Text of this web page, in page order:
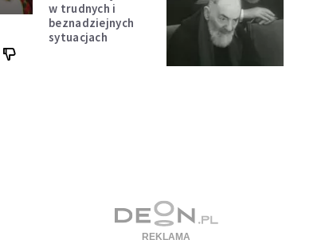
w trudnych i
beznadziejnych
sytuacjach